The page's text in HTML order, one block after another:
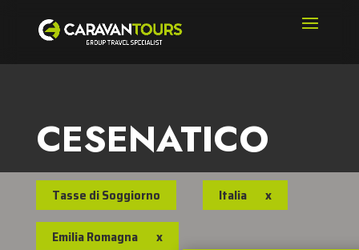
CESENATICO
Tasse di Soggiorno Italia x
Emilia Romagna x